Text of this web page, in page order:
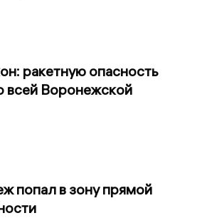
ракетную опасность
всей Воронежской
попал в зону прямой